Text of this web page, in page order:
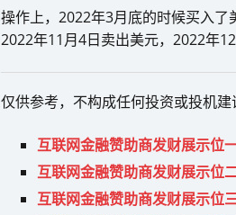
操作上，2022年3月底的时候买入了
2022年11月4日卖出美元，2022年
仅供参考，不构成任何投资或投机建
互联网金融赞助商发财展示位
互联网金融赞助商发财展示位
互联网金融赞助商发财展示位